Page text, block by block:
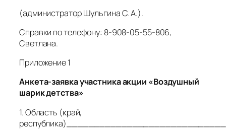
(администратор Шульгина С. А.).
Справки по телефону: 8-908-05-55-806,
Светлана.
Приложение 1
Анкета-заявка участника акции «Воздушный
шарик детства»
1. Область (край,